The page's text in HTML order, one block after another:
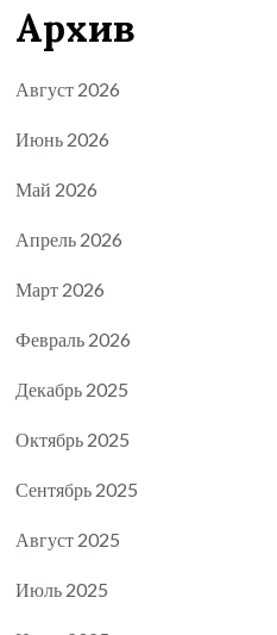
Архив
Август 2026
Июнь 2026
Май 2026
Апрель 2026
Март 2026
Февраль 2026
Декабрь 2025
Октябрь 2025
Сентябрь 2025
Август 2025
Июль 2025